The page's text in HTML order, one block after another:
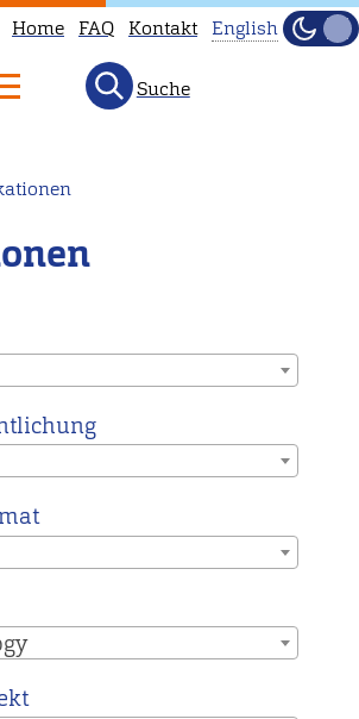
Home FAQ Kontakt
to
our
main
instead.
English
Hell
Suche